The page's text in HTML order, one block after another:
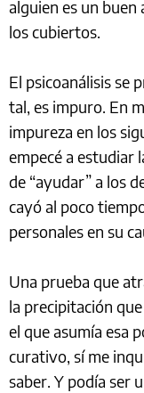
alguien es un
los cubiertos.
El psicoanálisis se
tal, es impuro. En
impureza en los
empecé a estudiar
de “ayudar” a los
cayó al poco
personales en su
Una prueba que
la precipitación
el que asumía esa
curativo, sí me
saber. Y podía ser